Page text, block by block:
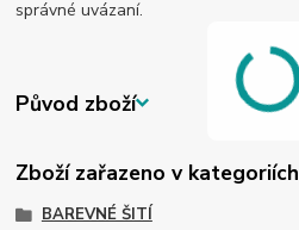
správné uvázaní.
Původ zboží
Zboží zařazeno v kategoriích
BAREVNÉ ŠITÍ